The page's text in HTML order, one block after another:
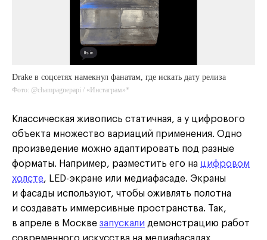
Drake в соцсетях намекнул фанатам, где искать дату релиза
Фото: @champagnepapi / «Инстаграм»*
Классическая живопись статичная, а у цифрового
объекта множество вариаций применения. Одно
произведение можно адаптировать под разные
форматы. Например, разместить его на цифровом
холсте, LED-экране или медиафасаде. Экраны
и фасады используют, чтобы оживлять полотна
и создавать иммерсивные пространства. Так,
в апреле в Москве запускали демонстрацию работ